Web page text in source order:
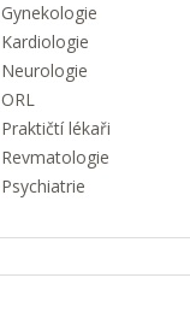
Gynekologie
Kardiologie
Neurologie
ORL
Praktičtí lékaři
Revmatologie
Psychiatrie